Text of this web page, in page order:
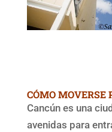
CÓMO MOVERSE
Cancún es una
avenidas para